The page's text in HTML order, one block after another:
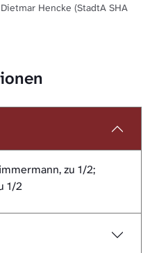
Hencke (StadtA SHA
zu 1/2;
1/2